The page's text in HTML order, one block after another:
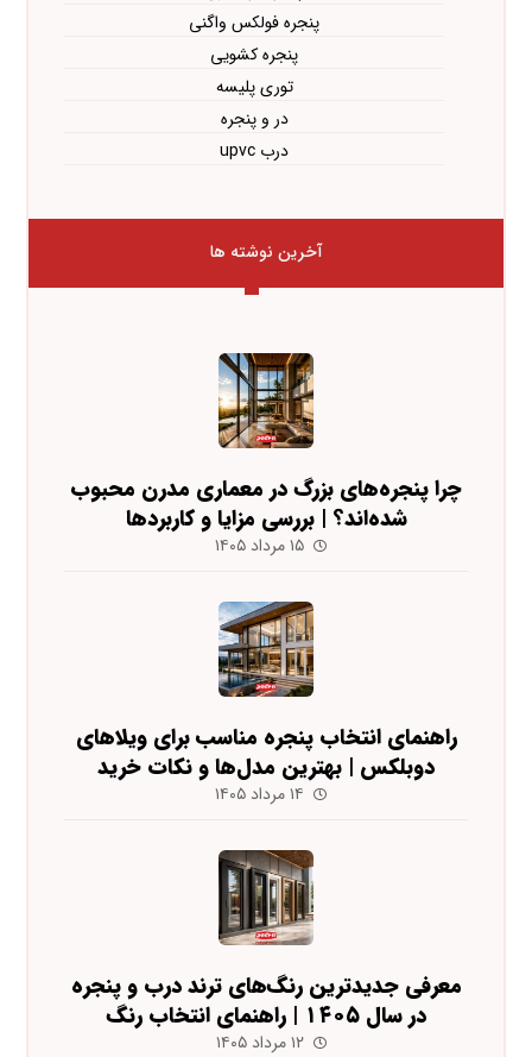
پنجره فولکس واگنی
پنجره کشویی
توری پلیسه
در و پنجره
درب upvc
آخرین نوشته ها
چرا پنجره‌های بزرگ در معماری مدرن محبوب
شده‌اند؟ | بررسی مزایا و کاربردها
۱۵ مرداد ۱۴۰۵
راهنمای انتخاب پنجره مناسب برای ویلاهای
دوبلکس | بهترین مدل‌ها و نکات خرید
۱۴ مرداد ۱۴۰۵
معرفی جدیدترین رنگ‌های ترند درب و پنجره
در سال ۱۴۰۵ | راهنمای انتخاب رنگ
۱۲ مرداد ۱۴۰۵